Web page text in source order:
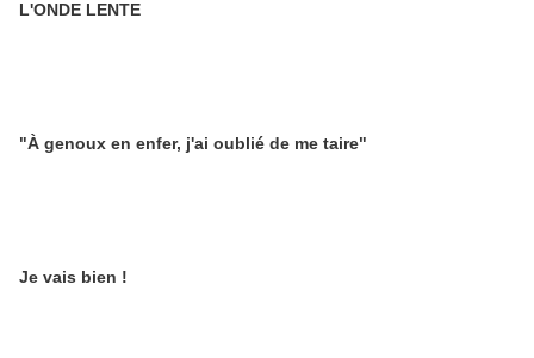
L'ONDE LENTE
"À genoux en enfer, j'ai oublié de me taire"
Je vais bien !